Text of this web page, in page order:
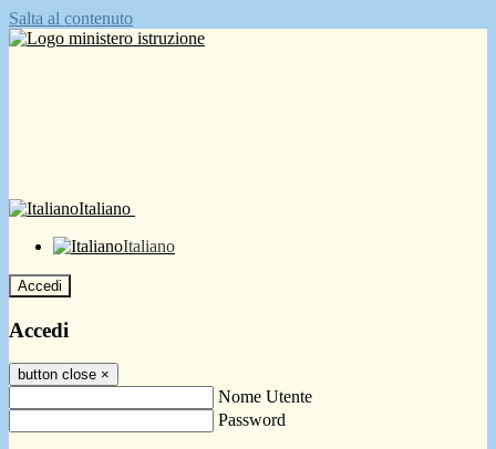
Salta al contenuto
Italiano
Italiano
Accedi
Accedi
button close ×
Nome Utente
Password